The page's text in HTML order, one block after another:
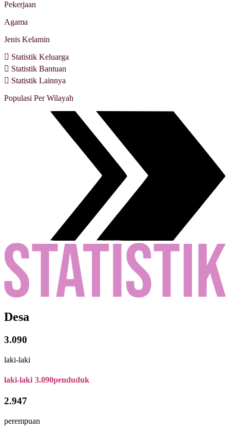
Pekerjaan
Agama
Jenis Kelamin
Statistik Keluarga
Statistik Bantuan
Statistik Lainnya
Populasi Per Wilayah
Desa
3.090
laki-laki
laki-laki 3.090penduduk
2.947
perempuan